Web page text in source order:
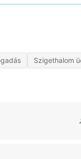
Szigethalom